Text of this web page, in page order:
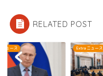
RELATED POST
ニュース Extra ニュース